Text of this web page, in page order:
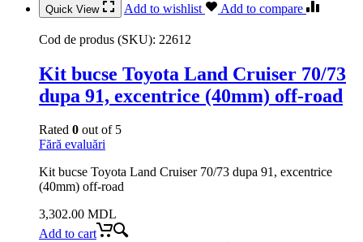
Quick View Add to wishlist Add to compare
Cod de produs (SKU): 22612
Kit bucse Toyota Land Cruiser 70/73
dupa 91, excentrice (40mm) off-road
Rated 0 out of 5
Fără evaluări
Kit bucse Toyota Land Cruiser 70/73 dupa 91, excentrice
(40mm) off-road
3,302.00 MDL
Add to cart